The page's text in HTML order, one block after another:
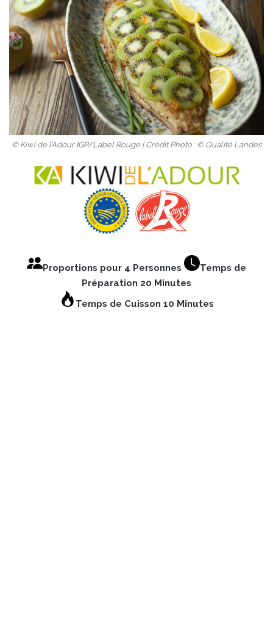
© Kiwi de l’Adour IGP/Label Rouge | Crédit Photo : © Qualité Landes
Proportions pour 4 Personnes
Temps de
Préparation 20 Minutes
Temps de Cuisson 10 Minutes